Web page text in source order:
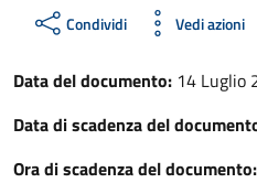
Condividi Vedi azioni
Data del documento: 14 Luglio
Data di scadenza del
Ora di scadenza del documento: